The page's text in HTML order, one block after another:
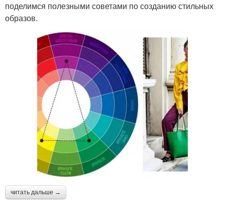
поделимся полезными советами по созданию стильных
образов.
читать дальше →